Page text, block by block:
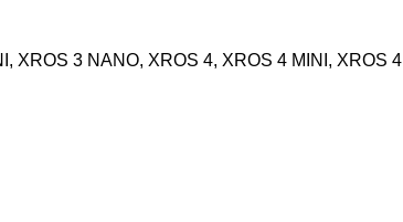
XROS 3 NANO, XROS 4, XROS 4 MINI,